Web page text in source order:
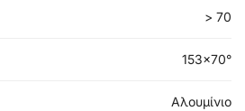
> 70
153×70°
Αλουμίνιο